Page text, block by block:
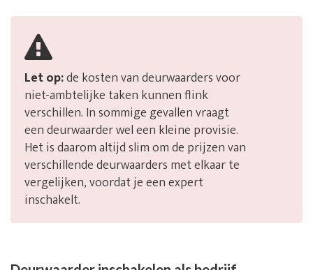
Let op:de kosten van deurwaarders voor
niet-ambtelijke taken kunnen flink
verschillen. In sommige gevallen vraagt
een deurwaarder wel een kleine provisie.
Het is daarom altijd slim om de prijzen van
verschillende deurwaarders met elkaar te
vergelijken, voordat je een expert
inschakelt.